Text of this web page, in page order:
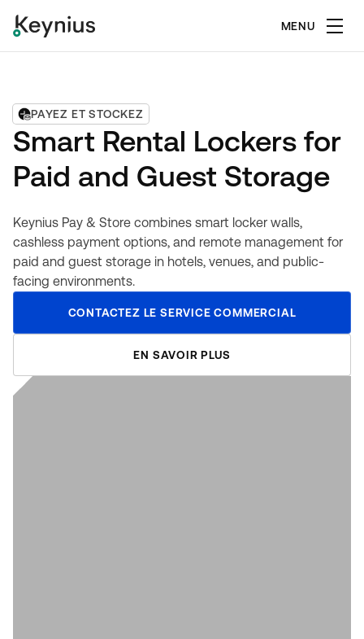
MENU
PAYEZ ET STOCKEZ
Smart Rental Lockers for
Paid and Guest Storage
Keynius Pay & Store combines smart locker walls,
cashless payment options, and remote management for
paid and guest storage in hotels, venues, and public-
facing environments.
CONTACTEZ LE SERVICE COMMERCIAL
EN SAVOIR PLUS